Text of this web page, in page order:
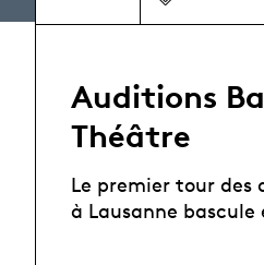
Auditions
Théâtre
Le premier tour des
à Lausanne bascule